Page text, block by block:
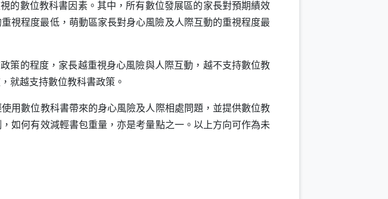
數位教科書因素。其中，所有數位發展區的家長對預期績效
視程度最低，萌動區家長對身心風險及人際互動的重視程度最
的程度，家長越重視身心風險與人際互動，越不支持數位教
就越支持數位教科書政策。
數位教科書帶來的身心風險及人際相處問題，並提供數位教
如何有效減輕書包重量，亦是考量點之一。以上方向可作為未